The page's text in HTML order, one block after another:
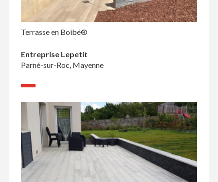
Terrasse en Boibé®
Entreprise Lepetit
Parné-sur-Roc, Mayenne